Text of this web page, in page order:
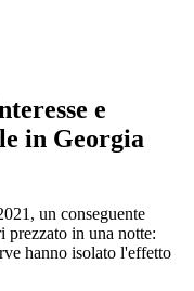
e
in Georgia
un conseguente
in una notte:
hanno isolato l'effetto